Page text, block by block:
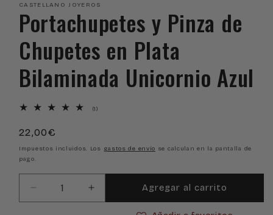
ventana
modal
CASTELLANO JOYEROS
Portachupetes y Pinza de
Chupetes en Plata
Bilaminada Unicornio Azul
(1)
Precio
habitual
22,00€
Impuestos incluidos. Los gastos de envío se calculan en la pantalla de
pago.
Reducir
cantidad
Aumentar
cantidad
Agregar al carrito